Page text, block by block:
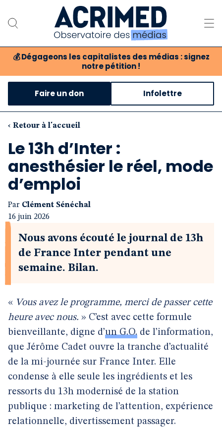
💰 Dégageons les capitalistes des médias : signez
notre pétition !
Notre association
Notre critique des médias
Nos propositions
Notre revue
Boutique
Faire un don Infolettre
‹ Retour à l'accueil
Le 13h d’Inter :
anesthésier le réel, mode
d’emploi
Par Clément Sénéchal
16 juin 2026
Nous avons écouté le journal de 13h
de France Inter pendant une
semaine. Bilan.
« Vous avez le programme, merci de passer cette
heure avec nous. » C’est avec cette formule
bienveillante, digne d’un G.O. de l’information,
que Jérôme Cadet ouvre la tranche d’actualité
de la mi-journée sur France Inter. Elle
condense à elle seule les ingrédients et les
ressorts du 13h modernisé de la station
publique : marketing de l’attention, expérience
relationnelle, divertissement passager.